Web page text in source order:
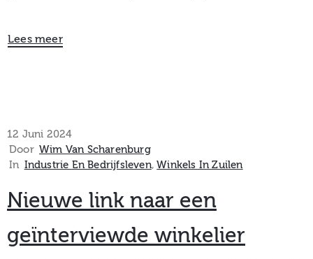
Lees meer
12 Juni 2024
Door Wim Van Scharenburg
In Industrie En Bedrijfsleven‚Winkels In Zuilen
Nieuwe link naar een
geïnterviewde winkelier